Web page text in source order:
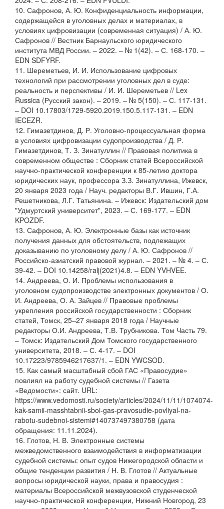
10. Сафронов, А. Ю. Конфиденциальность информации,
содержащейся в уголовных делах и материалах, в
условиях цифровизации (современная ситуация) / А. Ю.
Сафронов // Вестник Барнаульского юридического
института МВД России. – 2022. – № 1(42). – С. 168-170. –
EDN SDFYRF.
11. Шереметьев, И. И. Использование цифровых
технологий при рассмотрении уголовных дел в суде:
реальность и перспективы / И. И. Шереметьев // Lex
Russica (Русский закон). – 2019. – № 5(150). – С. 117-131.
– DOI 10.17803/1729-5920.2019.150.5.117-131. – EDN
IECEZR.
12. Гимазетдинов, Д. Р. Уголовно-процессуальная форма
в условиях цифровизации судопроизводства / Д. Р.
Гимазетдинов, Т. З. Зинатуллин // Правовая политика в
современном обществе : Сборник статей Всероссийской
научно-практической конференции к 85-летию доктора
юридических наук, профессора З.З. Зинатуллина, Ижевск,
20 января 2023 года / Науч. редакторы В.Г. Ившин, Г.А.
Решетникова, Л.Г. Татьянина. – Ижевск: Издательский дом
"Удмуртский университет", 2023. – С. 169-177. – EDN
KPOZDF.
13. Сафронов, А. Ю. Электронные базы как источник
получения данных для обстоятельств, подлежащих
доказыванию по уголовному делу / А. Ю. Сафронов //
Российско-азиатский правовой журнал. – 2021. – № 4. – С.
39-42. – DOI 10.14258/ralj(2021)4.8. – EDN YVHVEE.
14. Андреева, О. И. Проблемы использования в
уголовном судопроизводстве электронных документов / О.
И. Андреева, О. А. Зайцев // Правовые проблемы
укрепления российской государственности : Сборник
статей, Томск, 25–27 января 2018 года / Научные
редакторы О.И. Андреева, Т.В. Трубникова. Том Часть 79.
– Томск: Издательский Дом Томского государственного
университета, 2018. – С. 4-17. – DOI
10.17223/9785946217637/1. – EDN YWCSOD.
15. Как самый масштабный сбой ГАС «Правосудие»
повлиял на работу судебной системы // Газета
«Ведомости»: сайт. URL:
https://www.vedomosti.ru/society/articles/2024/11/11/1074074-
kak-samii-masshtabnii-sboi-gas-pravosudie-povliyal-na-
rabotu-sudebnoi-sistemi#140737497380758 (дата
обращения: 11.11.2024).
16. Глотов, Н. В. Электронные системы
межведомственного взаимодействия в информатизации
судебной системы: опыт судов Нижегородской области и
общие тенденции развития / Н. В. Глотов // Актуальные
вопросы юридической науки, права и правосудия :
материалы Всероссийской межвузовской студенческой
научно-практической конференции, Нижний Новгород, 23